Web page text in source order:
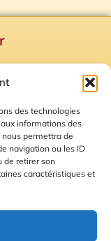
des technologies
informations des
permettra de
navigation ou les ID
de retirer son
caractéristiques et
du site